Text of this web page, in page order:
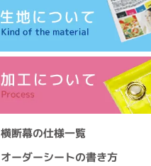
横断幕の仕様一覧
オーダーシートの書き方